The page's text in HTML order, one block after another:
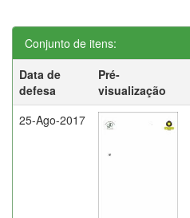
Conjunto de itens:
Data de
defesa
Pré-
visualização
25-Ago-2017